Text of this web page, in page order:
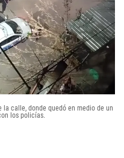
calle, donde quedó en medio de un
los policías.